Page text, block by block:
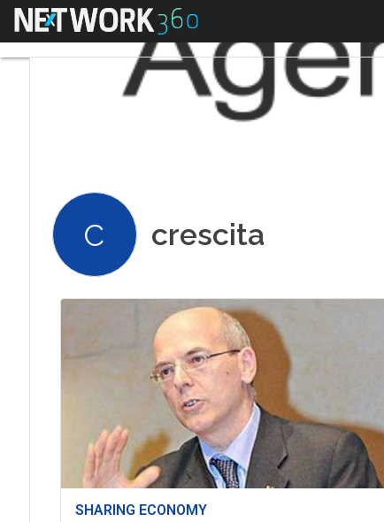
Menu
C crescita
SHARING ECONOMY